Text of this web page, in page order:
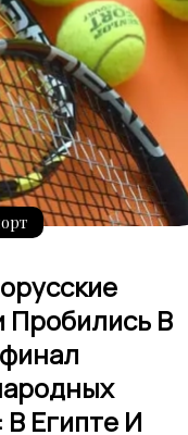
Пробились В
Египте И